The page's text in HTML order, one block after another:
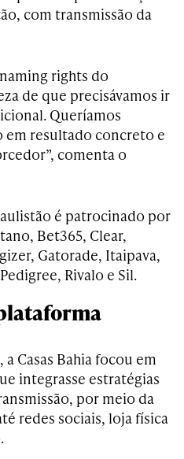
com transmissão da
rights do
de que precisávamos ir
Queríamos
resultado concreto e
comenta o
é patrocinado por
Bet365, Clear,
Gatorade, Itaipava,
Rivalo e Sil.
Casas Bahia focou em
integrasse estratégias
por meio da
redes sociais, loja física